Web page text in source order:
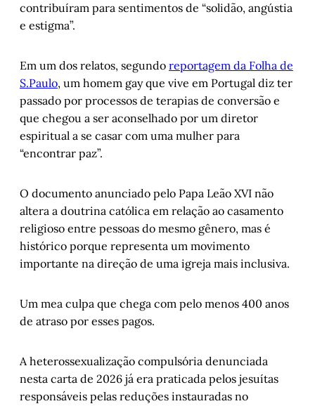
contribuíram para sentimentos de “solidão, angústia
e estigma”.
Em um dos relatos, segundo reportagem da Folha de
S.Paulo, um homem gay que vive em Portugal diz ter
passado por processos de terapias de conversão e
que chegou a ser aconselhado por um diretor
espiritual a se casar com uma mulher para
“encontrar paz”.
O documento anunciado pelo Papa Leão XVI não
altera a doutrina católica em relação ao casamento
religioso entre pessoas do mesmo gênero, mas é
histórico porque representa um movimento
importante na direção de uma igreja mais inclusiva.
Um mea culpa que chega com pelo menos 400 anos
de atraso por esses pagos.
A heterossexualização compulsória denunciada
nesta carta de 2026 já era praticada pelos jesuítas
responsáveis pelas reduções instauradas no